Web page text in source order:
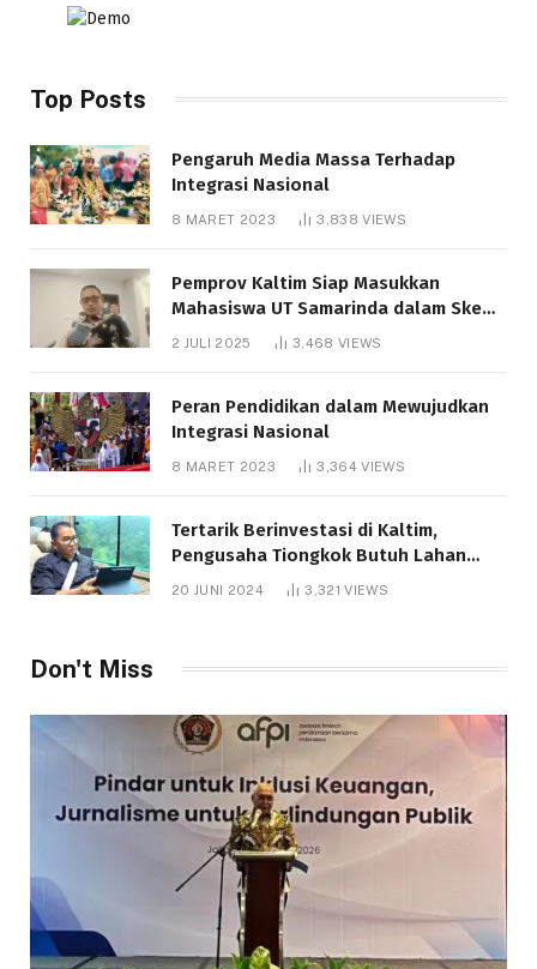
Top Posts
Pengaruh Media Massa Terhadap
Integrasi Nasional
8 MARET 2023 3,838VIEWS
Pemprov Kaltim Siap Masukkan
Mahasiswa UT Samarinda dalam Skema
Bantuan Pendidikan Gratispol
2 JULI 2025 3,468 VIEWS
Peran Pendidikan dalam Mewujudkan
Integrasi Nasional
8 MARET 2023 3,364VIEWS
Tertarik Berinvestasi di Kaltim,
Pengusaha Tiongkok Butuh Lahan
1.000 Hektare
20 JUNI 2024 3,321VIEWS
Don't Miss